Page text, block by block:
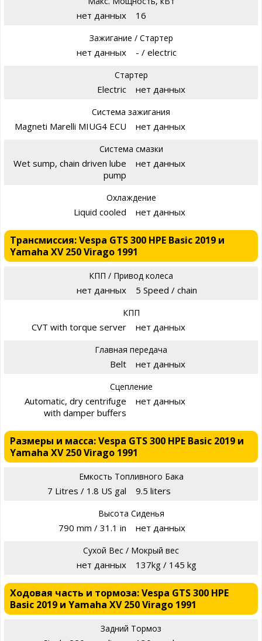
нет данных 16
Зажигание / Стартер
нет данных - / electric
Стартер
Electric нет данных
Система зажигания
Magneti Marelli MIUG4 ECU нет данных
Система смазки
Wet sump, chain driven lube
pump
нет данных
Охлаждение
Liquid cooled нет данных
Трансмиссия: Vespa GTS 300 HPE Basic 2019 и
Yamaha XV 250 Virago 1991
КПП / Привод колеса
нет данных 5 Speed / chain
КПП
CVT with torque server нет данных
Главная передача
Belt нет данных
Сцепление
Automatic, dry centrifuge
with damper buffers
нет данных
Размеры и масса: Vespa GTS 300 HPE Basic 2019 и
Yamaha XV 250 Virago 1991
Емкость Топливного Бака
7 Litres / 1.8 US gal 9.5 liters
Высота Сиденья
790 mm / 31.1 in нет данных
Сухой Вес / Мокрый вес
нет данных 137kg / 145 kg
Ходовая часть и тормоза: Vespa GTS 300 HPE
Basic 2019 и Yamaha XV 250 Virago 1991
Задний Тормоз